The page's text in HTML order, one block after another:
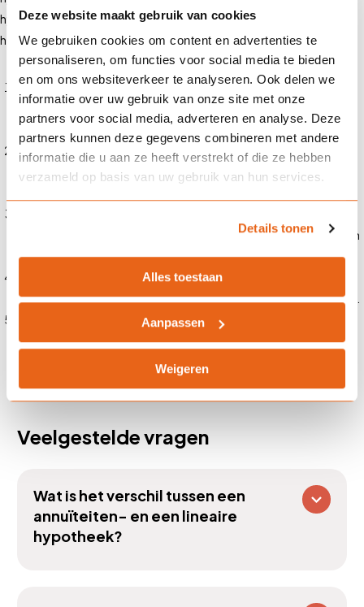
Deze website maakt gebruik van cookies
We gebruiken cookies om content en advertenties te
personaliseren, om functies voor social media te bieden
en om ons websiteverkeer te analyseren. Ook delen we
informatie over uw gebruik van onze site met onze
partners voor social media, adverteren en analyse. Deze
partners kunnen deze gegevens combineren met andere
informatie die u aan ze heeft verstrekt of die ze hebben
verzameld op basis van uw gebruik van hun services.
Details tonen
Alles toestaan
Aanpassen
Weigeren
hypotheekadviseurs om je de beste ondersteuning te bieden. Hier is
hoe we je kunnen ondersteunen:
Persoonlijk advies: onze hypotheekadviseurs nemen de tijd om
je financiële situatie en wensen te begrijpen. We helpen je bij het
kiezen van een hypotheek die past bij jouw behoeften.
Vergelijking van hypotheken
: we vergelijken verschillende
hypotheekaanbieders om de beste rente en voorwaarden te
proces van hypotheekaanvraag tot en met de ondertekening van
de akte bij de notaris.
: als je al een hypotheek hebt, kunnen we je
helpen om deze te herfinancieren tegen gunstigere voorwaarden.
: we bieden ondersteuning na het afsluiten van de
hypotheek, bijvoorbeeld bij wijzigingen in je financiële situatie of
Veelgestelde vragen
Wat is het verschil tussen een
annuïteiten- en een lineaire
hypotheek?